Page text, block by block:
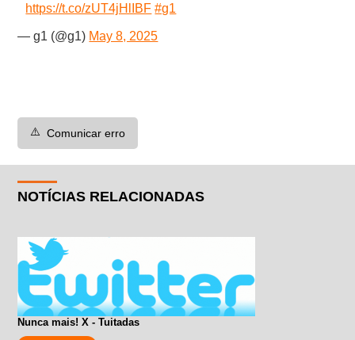
https://t.co/zUT4jHlIBF #g1
— g1 (@g1) May 8, 2025
⚠️ Comunicar erro
NOTÍCIAS RELACIONADAS
Nunca mais! X - Tuitadas